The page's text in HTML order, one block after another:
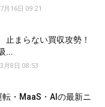
月16日 09:21
止まらない買収攻勢！
...
月8日 08:53
転・MaaS・AIの最新ニ